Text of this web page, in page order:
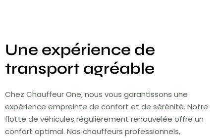
Une expérience de
transport agréable
Chez Chauffeur One, nous vous garantissons une
expérience empreinte de confort et de sérénité. Notre
flotte de véhicules régulièrement renouvelée offre un
confort optimal. Nos chauffeurs professionnels,